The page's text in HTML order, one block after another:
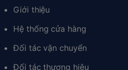
Giới thiệu
Hệ thống cửa hàng
Đối tác vận chuyển
Đối tác thương hiệu